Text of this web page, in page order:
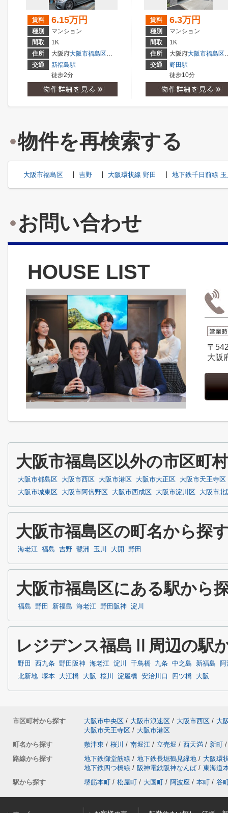
賃料 6.15万円
種別
マンション
間取
1K
住所
大阪府大阪市福島区福島
３丁目
交通
新福島駅
徒歩2分
賃料 6.3万円
種別
マンション
間取
1K
住所
大阪府大阪市福島区
交通
野田駅
徒歩10分
物件を再検索する
大阪市福島区 吉野 大阪環状線 野田 地下鉄千日前線
お問い合わせ
HOUSE LIST
〒
大阪
大阪市福島区以外の市区町
大阪市都島区 大阪市西区 大阪市港区 大阪市大正区
大阪市天王寺区
大阪市城東区
大阪市阿倍野区 大阪市西成区 大阪市淀川区 大阪市北
大阪市福島区の町名から探
海老江 福島 吉野 鷺洲 玉川 大開 野田
大阪市福島区にある駅から
福島 野田 新福島 海老江 野田阪神 淀川
レジデンス福島Ⅱ周辺の駅
野田 西九条 野田阪神 海老江 淀川 千鳥橋 九条 中之島 新福島
北新地 塚本 大江橋 大阪 桜川 淀屋橋 安治川口 四ツ橋 大阪
市区町村から探す 大阪市中央区 / 大阪市浪速区 / 大阪市西区 / 大
大阪市天王寺区 / 大阪市港区
町名から探す
敷津東 / 桜川 / 南堀江 / 立売堀 / 西天満 / 新町 /
路線から探す
地下鉄御堂筋線 / 地下鉄長堀鶴見緑地 / 大阪環
地下鉄四つ橋線 / 阪神電鉄阪神なんば / 東海道
駅から探す
堺筋本町 / 松屋町 / 大国町 / 阿波座 / 本町 / 谷